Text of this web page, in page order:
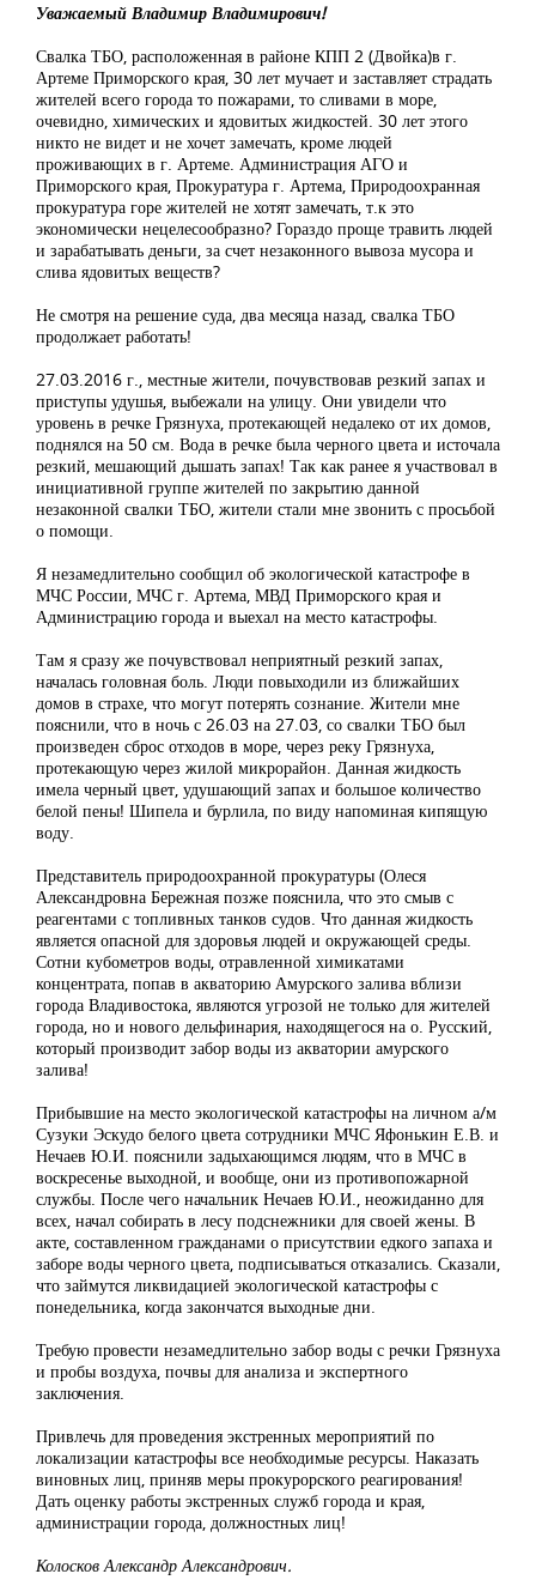
Уважаемый Владимир Владимирович!
Свалка ТБО, расположенная в районе КПП 2 (Двойка)в г.
Артеме Приморского края, 30 лет мучает и заставляет страдать
жителей всего города то пожарами, то сливами в море,
очевидно, химических и ядовитых жидкостей. 30 лет этого
никто не видет и не хочет замечать, кроме людей
проживающих в г. Артеме. Администрация АГО и
Приморского края, Прокуратура г. Артема, Природоохранная
прокуратура горе жителей не хотят замечать, т.к это
экономически нецелесообразно? Гораздо проще травить людей
и зарабатывать деньги, за счет незаконного вывоза мусора и
слива ядовитых веществ?
Не смотря на решение суда, два месяца назад, свалка ТБО
продолжает работать!
27.03.2016 г., местные жители, почувствовав резкий запах и
приступы удушья, выбежали на улицу. Они увидели что
уровень в речке Грязнуха, протекающей недалеко от их домов,
поднялся на 50 см. Вода в речке была черного цвета и источала
резкий, мешающий дышать запах! Так как ранее я участвовал в
инициативной группе жителей по закрытию данной
незаконной свалки ТБО, жители стали мне звонить с просьбой
о помощи.
Я незамедлительно сообщил об экологической катастрофе в
МЧС России, МЧС г. Артема, МВД Приморского края и
Администрацию города и выехал на место катастрофы.
Там я сразу же почувствовал неприятный резкий запах,
началась головная боль. Люди повыходили из ближайших
домов в страхе, что могут потерять сознание. Жители мне
пояснили, что в ночь с 26.03 на 27.03, со свалки ТБО был
произведен сброс отходов в море, через реку Грязнуха,
протекающую через жилой микрорайон. Данная жидкость
имела черный цвет, удушающий запах и большое количество
белой пены! Шипела и бурлила, по виду напоминая кипящую
воду.
Представитель природоохранной прокуратуры (Олеся
Александровна Бережная позже пояснила, что это смыв с
реагентами с топливных танков судов. Что данная жидкость
является опасной для здоровья людей и окружающей среды.
Сотни кубометров воды, отравленной химикатами
концентрата, попав в акваторию Амурского залива вблизи
города Владивостока, являются угрозой не только для жителей
города, но и нового дельфинария, находящегося на о. Русский,
который производит забор воды из акватории амурского
залива!
Прибывшие на место экологической катастрофы на личном а/м
Сузуки Эскудо белого цвета сотрудники МЧС Яфонькин Е.В. и
Нечаев Ю.И. пояснили задыхающимся людям, что в МЧС в
воскресенье выходной, и вообще, они из противопожарной
службы. После чего начальник Нечаев Ю.И., неожиданно для
всех, начал собирать в лесу подснежники для своей жены. В
акте, составленном гражданами о присутствии едкого запаха и
заборе воды черного цвета, подписываться отказались. Сказали,
что займутся ликвидацией экологической катастрофы с
понедельника, когда закончатся выходные дни.
Требую провести незамедлительно забор воды с речки Грязнуха
и пробы воздуха, почвы для анализа и экспертного
заключения.
Привлечь для проведения экстренных мероприятий по
локализации катастрофы все необходимые ресурсы. Наказать
виновных лиц, приняв меры прокурорского реагирования!
Дать оценку работы экстренных служб города и края,
администрации города, должностных лиц!
Колосков Александр Александрович.